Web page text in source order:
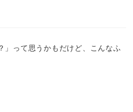
」って思うかもだけど、こんなふ